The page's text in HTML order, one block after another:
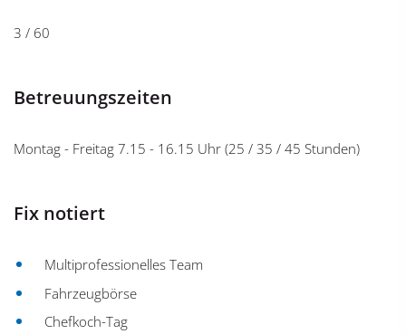
3 / 60
Betreuungszeiten
Montag - Freitag 7.15 - 16.15 Uhr (25 / 35 / 45 Stunden)
Fix notiert
Multiprofessionelles Team
Fahrzeugbörse
Chefkoch-Tag